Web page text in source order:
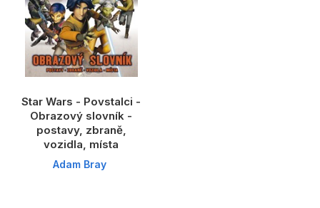
Všechny kategorie
Star Wars - Povstalci -
Obrazový slovník -
postavy, zbraně,
vozidla, místa
Adam Bray